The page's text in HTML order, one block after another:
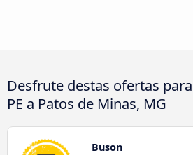
Desfrute destas ofertas
PE a Patos de Minas, MG
Buson